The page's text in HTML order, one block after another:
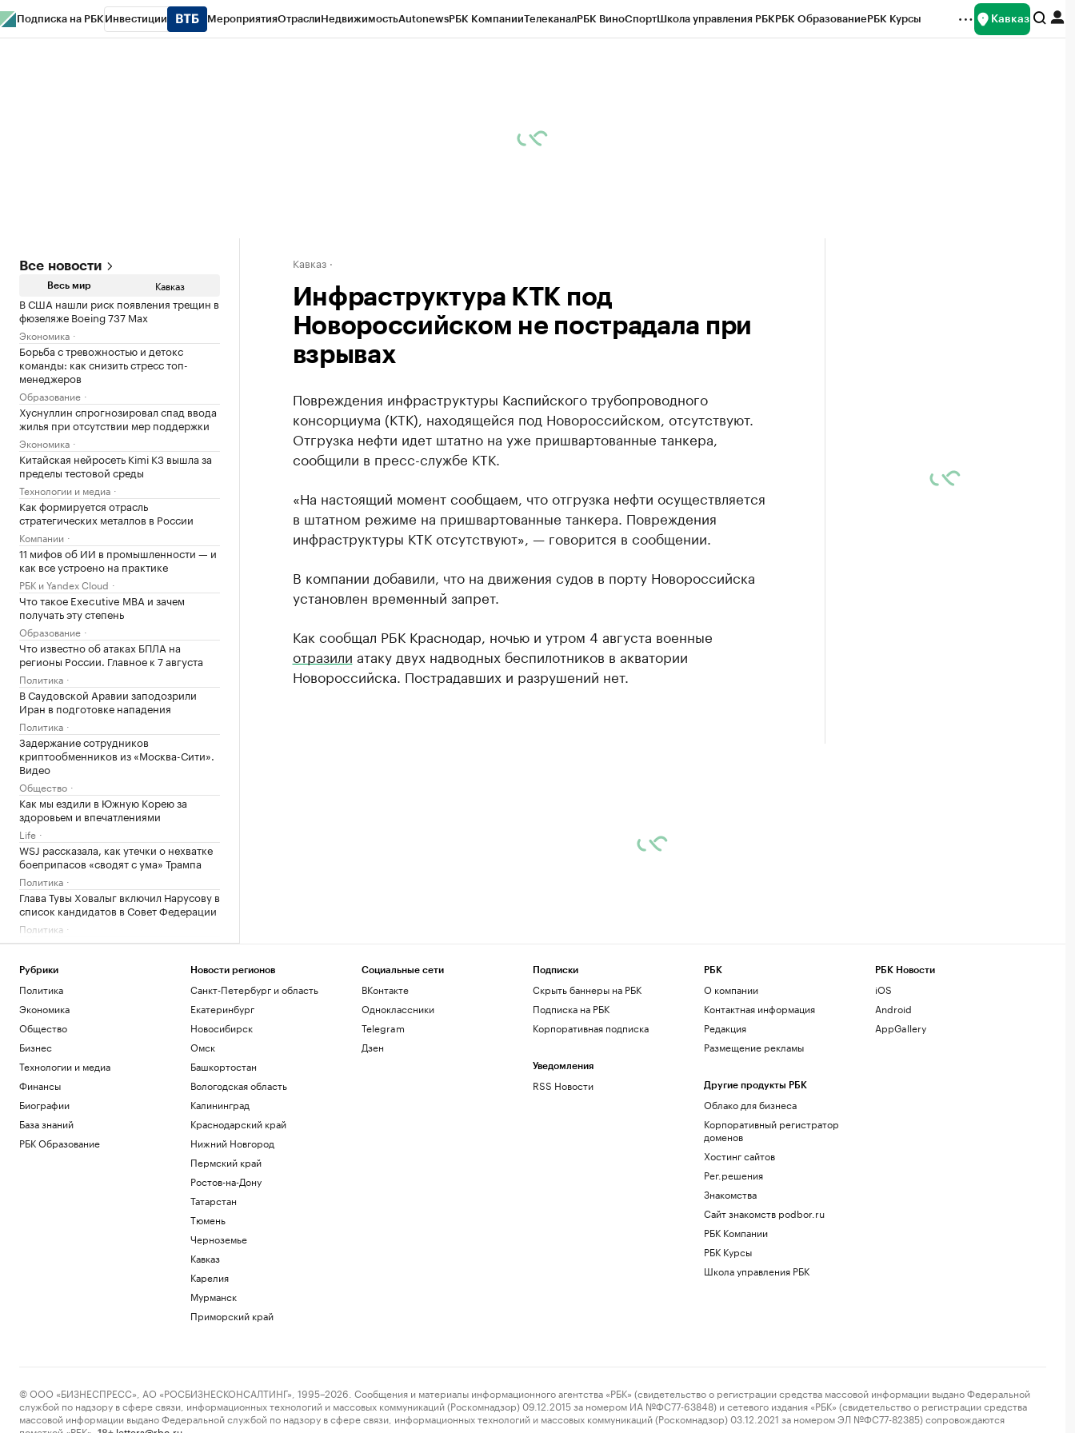
Подписка на РБК Инвестиции МероприятияОтраслиНедвижимостьAutonewsРБК КомпанииТелеканалРБК ВиноСпортШкола управления РБКРБК ОбразованиеРБК Курсы Кавказ
Все новости
Весь мир Кавказ
В США нашли риск появления трещин в
фюзеляже Boeing 737 Max
Экономика
Борьба с тревожностью и детокс
команды: как снизить стресс топ-
менеджеров
Образование
Хуснуллин спрогнозировал спад ввода
жилья при отсутствии мер поддержки
Экономика
Китайская нейросеть Kimi K3 вышла за
пределы тестовой среды
Технологии и медиа
Как формируется отрасль
стратегических металлов в России
Компании
11 мифов об ИИ в промышленности — и
как все устроено на практике
РБК и Yandex Cloud
Что такое Executive MBA и зачем
получать эту степень
Образование
Что известно об атаках БПЛА на
регионы России. Главное к 7 августа
Политика
В Саудовской Аравии заподозрили
Иран в подготовке нападения
Политика
Задержание сотрудников
криптообменников из «Москва-Сити».
Видео
Общество
Как мы ездили в Южную Корею за
здоровьем и впечатлениями
Life
WSJ рассказала, как утечки о нехватке
боеприпасов «сводят с ума» Трампа
Политика
Глава Тувы Ховалыг включил Нарусову в
список кандидатов в Совет Федерации
Политика
В США отложили принятие закона о
Крипто
Агент лучшего игрока ЧМ-2026
сообщил о его решении перейти в
«Барселону»
Спорт
Дню строителя — 70: как отмечают
юбилей и главные рекорды отрасли
Недвижимость
Бывшему министру Карачаево-
Черкесии продлили арест еще на два
месяца
Кавказ
Верховный суд запретил лишать прав
Как объяснить инвесторам, почему они
Рекомендации по здоровому образу
Кавказ
Инфраструктура КТК под
Новороссийском не пострадала при
взрывах
Повреждения инфраструктуры Каспийского трубопроводного
консорциума (КТК), находящейся под Новороссийском, отсутствуют.
Отгрузка нефти идет штатно на уже пришвартованные танкера,
сообщили в пресс-службе КТК.
«На настоящий момент сообщаем, что отгрузка нефти осуществляется
в штатном режиме на пришвартованные танкера. Повреждения
инфраструктуры КТК отсутствуют», — говорится в сообщении.
В компании добавили, что на движения судов в порту Новороссийска
установлен временный запрет.
Как сообщал РБК Краснодар, ночью и утром 4 августа военные
отразили атаку двух надводных беспилотников в акватории
Новороссийска. Пострадавших и разрушений нет.
Рубрики
Политика
Экономика
Общество
Бизнес
Технологии и медиа
Финансы
Биографии
База знаний
РБК Образование
Новости регионов
Санкт-Петербург и область
Екатеринбург
Новосибирск
Омск
Башкортостан
Вологодская область
Калининград
Краснодарский край
Нижний Новгород
Пермский край
Ростов-на-Дону
Татарстан
Тюмень
Черноземье
Кавказ
Карелия
Мурманск
Приморский край
Социальные сети
ВКонтакте
Одноклассники
Telegram
Дзен
Подписки
Скрыть баннеры на РБК
Подписка на РБК
Корпоративная подписка
Уведомления
RSS Новости
РБК
О компании
Контактная информация
Редакция
Размещение рекламы
Другие продукты РБК
Облако для бизнеса
Корпоративный регистратор
доменов
Хостинг сайтов
Рег.решения
Знакомства
Сайт знакомств podbor.ru
РБК Компании
РБК Курсы
Школа управления РБК
РБК Новости
iOS
Android
AppGallery
© ООО «БИЗНЕСПРЕСС», АО «РОСБИЗНЕСКОНСАЛТИНГ», 1995–2026. Сообщения и материалы информационного агентства «РБК» (свидетельство о регистрации средства массовой информации выдано Федеральной
службой по надзору в сфере связи, информационных технологий и массовых коммуникаций (Роскомнадзор) 09.12.2015 за номером ИА №ФС77-63848) и сетевого издания «РБК» (свидетельство о регистрации средства
массовой информации выдано Федеральной службой по надзору в сфере связи, информационных технологий и массовых коммуникаций (Роскомнадзор) 03.12.2021 за номером ЭЛ №ФС77-82385) сопровождаются